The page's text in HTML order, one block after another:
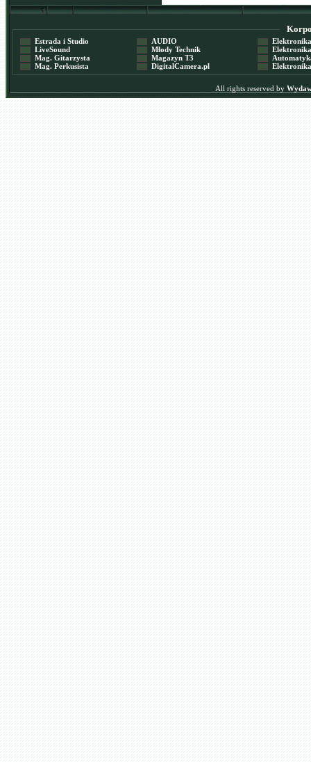
Estrada i Studio
LiveSound
Mag. Gitarzysta
Mag. Perkusista
AUDIO
Młody Technik
Magazyn T3
DigitalCamera.pl
Elektronika
Elektronika
Automatyka
Elektronika
All rights reserved by